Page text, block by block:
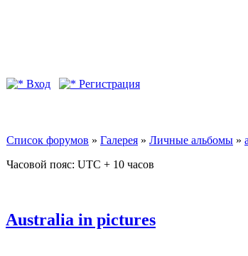
Вход
Регистрация
Список форумов » Галерея » Личные альбомы »
Часовой пояс: UTC + 10 часов
Australia in pictures